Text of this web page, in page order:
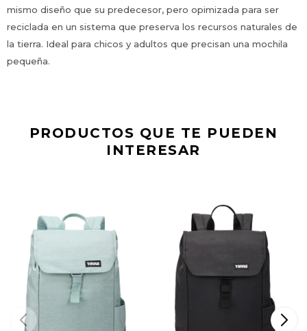
mismo diseño que su predecesor, pero opimizada para ser
reciclada en un sistema que preserva los recursos naturales de
la tierra. Ideal para chicos y adultos que precisan una mochila
pequeña.
PRODUCTOS QUE TE PUEDEN
INTERESAR